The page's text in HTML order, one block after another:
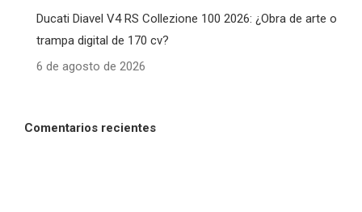
Ducati Diavel V4 RS Collezione 100 2026: ¿Obra de arte o
trampa digital de 170 cv?
6 de agosto de 2026
Comentarios recientes